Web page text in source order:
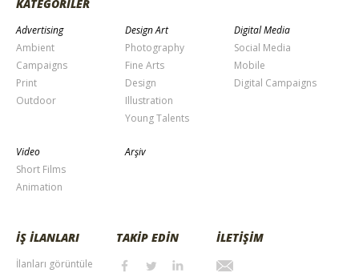
KATEGORİLER
Advertising
Ambient
Campaigns
Print
Outdoor
Design Art
Photography
Fine Arts
Design
Illustration
Young Talents
Digital Media
Social Media
Mobile
Digital Campaigns
Video
Short Films
Animation
Arşiv
İŞ İLANLARI
İlanları görüntüle
TAKİP EDİN İLETİŞİM